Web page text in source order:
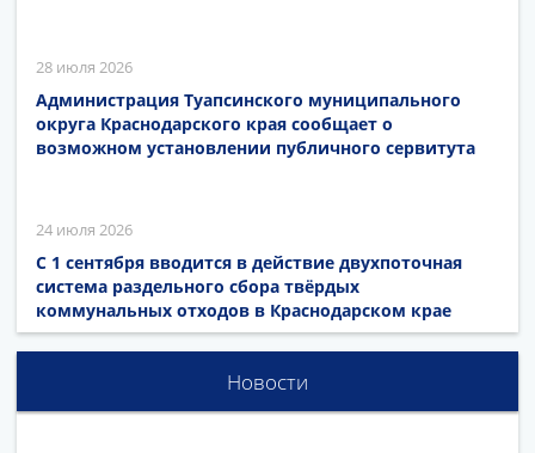
28 июля 2026
Администрация Туапсинского муниципального
округа Краснодарского края сообщает о
возможном установлении публичного сервитута
24 июля 2026
С 1 сентября вводится в действие двухпоточная
система раздельного сбора твёрдых
коммунальных отходов в Краснодарском крае
Новости